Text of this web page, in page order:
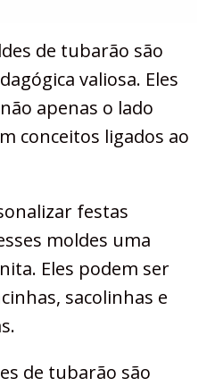
de tubarão são
valiosa. Eles
apenas o lado
conceitos ligados ao
festas
moldes uma
Eles podem ser
sacolinhas e
de tubarão são